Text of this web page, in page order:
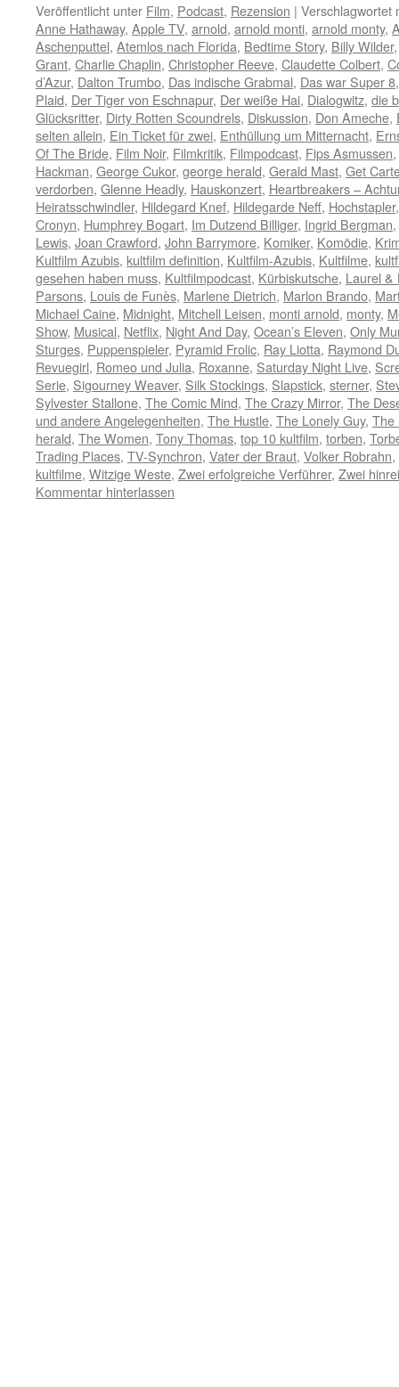
Veröffentlicht unter Film, Podcast, Rezension | Verschlagwortet
Anne Hathaway, Apple TV, arnold, arnold monti, arnold monty,
Aschenputtel, Atemlos nach Florida, Bedtime Story, Billy Wilder
Grant, Charlie Chaplin, Christopher Reeve, Claudette Colbert,
d’Azur, Dalton Trumbo, Das indische Grabmal, Das war Super 8
Plaid, Der Tiger von Eschnapur, Der weiße Hai, Dialogwitz, die
Glücksritter, Dirty Rotten Scoundrels, Diskussion, Don Ameche,
selten allein, Ein Ticket für zwei, Enthüllung um Mitternacht,
Of The Bride, Film Noir, Filmkritik, Filmpodcast, Fips Asmussen,
Hackman, George Cukor, george herald, Gerald Mast, Get
verdorben, Glenne Headly, Hauskonzert, Heartbreakers –
Heiratsschwindler, Hildegard Knef, Hildegarde Neff, Hochstapler
Cronyn, Humphrey Bogart, Im Dutzend Billiger, Ingrid Bergman,
Lewis, Joan Crawford, John Barrymore, Komiker, Komödie,
Kultfilm Azubis, kultfilm definition, Kultfilm-Azubis, Kultfilme,
gesehen haben muss, Kultfilmpodcast, Kürbiskutsche, Laurel &
Parsons, Louis de Funès, Marlene Dietrich, Marlon Brando,
Michael Caine, Midnight, Mitchell Leisen, monti arnold, monty,
Show, Musical, Netflix, Night And Day, Ocean’s Eleven, Only
Sturges, Puppenspieler, Pyramid Frolic, Ray Liotta, Raymond
Revuegirl, Romeo und Julia, Roxanne, Saturday Night Live,
Serie, Sigourney Weaver, Silk Stockings, Slapstick, sterner,
Sylvester Stallone, The Comic Mind, The Crazy Mirror, The
und andere Angelegenheiten, The Hustle, The Lonely Guy, The
herald, The Women, Tony Thomas, top 10 kultfilm, torben,
Trading Places, TV-Synchron, Vater der Braut, Volker Robrahn,
kultfilme, Witzige Weste, Zwei erfolgreiche Verführer, Zwei
Kommentar hinterlassen